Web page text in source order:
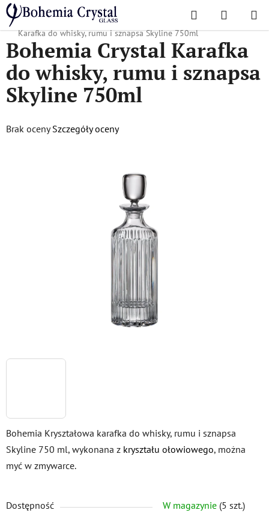
Przejść
do
treści
Szukaj KOSZYK
Home
/ Popularne kolekcje / Sylwetka na tle nieba / Bohemia Crystal
Karafka do whisky, rumu i sznapsa Skyline 750ml
Bohemia Kryształowa karafka do whisky, rumu i sznapsa
Skyline 750 ml, wykonana z kryształu ołowiowego, można
myć w zmywarce.
Dostępność W magazynie (5 szt.)
Bohemia Crystal Karafka
do whisky, rumu i sznapsa
Skyline 750ml
Średnia
Brak oceny Szczegóły oceny